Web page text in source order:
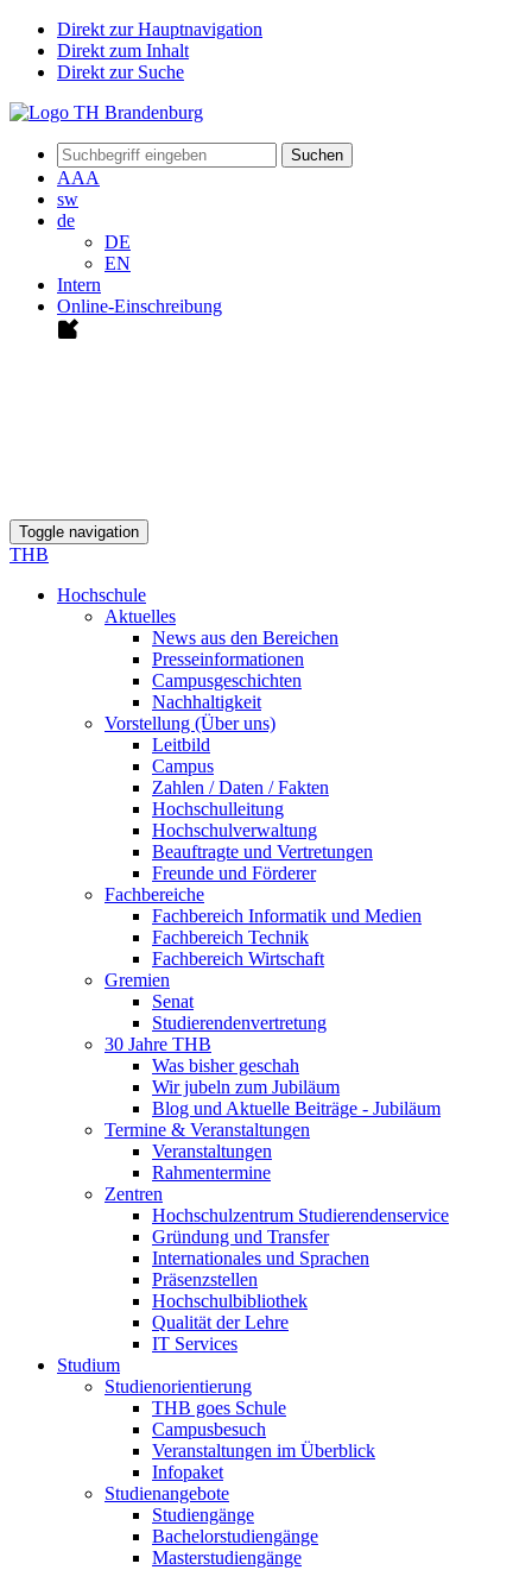
Direkt zur Hauptnavigation
Direkt zum Inhalt
Direkt zur Suche
Suchen
AAA
sw
de
DE
EN
Intern
Online-Einschreibung
Toggle navigation
THB
Hochschule
Aktuelles
News aus den Bereichen
Presseinformationen
Campusgeschichten
Nachhaltigkeit
Vorstellung (Über uns)
Leitbild
Campus
Zahlen / Daten / Fakten
Hochschulleitung
Hochschulverwaltung
Beauftragte und Vertretungen
Freunde und Förderer
Fachbereiche
Fachbereich Informatik und Medien
Fachbereich Technik
Fachbereich Wirtschaft
Gremien
Senat
Studierendenvertretung
30 Jahre THB
Was bisher geschah
Wir jubeln zum Jubiläum
Blog und Aktuelle Beiträge - Jubiläum
Termine & Veranstaltungen
Veranstaltungen
Rahmentermine
Zentren
Hochschulzentrum Studierendenservice
Gründung und Transfer
Internationales und Sprachen
Präsenzstellen
Hochschulbibliothek
Qualität der Lehre
IT Services
Studium
Studienorientierung
THB goes Schule
Campusbesuch
Veranstaltungen im Überblick
Infopaket
Studienangebote
Studiengänge
Bachelorstudiengänge
Masterstudiengänge